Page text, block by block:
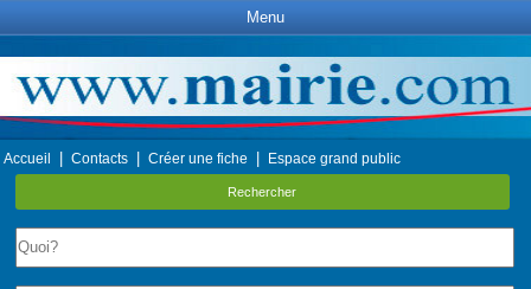
Menu
Accueil Contacts Créer une fiche Espace grand public
Rechercher